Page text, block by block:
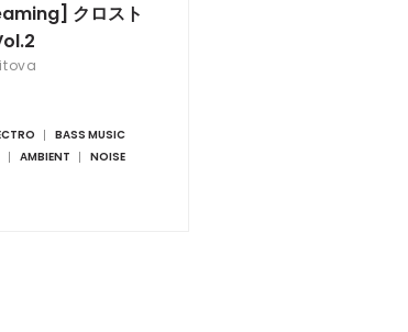
クロスト
BASS MUSIC
AMBIENT
NOISE